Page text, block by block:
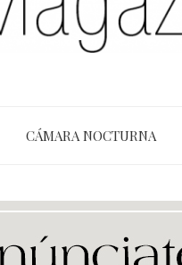
CÁMARA NOCTURNA